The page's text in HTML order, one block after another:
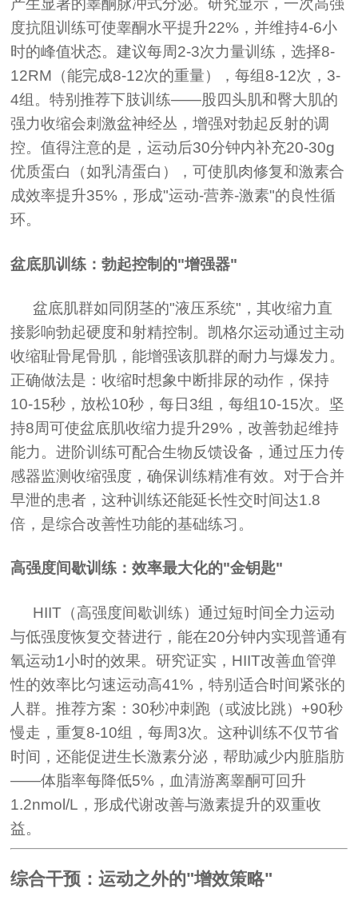
产生显著的睾酮脉冲式分泌。研究显示，一次高强
度抗阻训练可使睾酮水平提升22%，并维持4-6小
时的峰值状态。建议每周2-3次力量训练，选择8-
12RM（能完成8-12次的重量），每组8-12次，3-
4组。特别推荐下肢训练——股四头肌和臀大肌的
强力收缩会刺激盆神经丛，增强对勃起反射的调
控。值得注意的是，运动后30分钟内补充20-30g
优质蛋白（如乳清蛋白），可使肌肉修复和激素合
成效率提升35%，形成"运动-营养-激素"的良性循
环。
盆底肌训练：勃起控制的"增强器"
盆底肌群如同阴茎的"液压系统"，其收缩力直
接影响勃起硬度和射精控制。凯格尔运动通过主动
收缩耻骨尾骨肌，能增强该肌群的耐力与爆发力。
正确做法是：收缩时想象中断排尿的动作，保持
10-15秒，放松10秒，每日3组，每组10-15次。坚
持8周可使盆底肌收缩力提升29%，改善勃起维持
能力。进阶训练可配合生物反馈设备，通过压力传
感器监测收缩强度，确保训练精准有效。对于合并
早泄的患者，这种训练还能延长性交时间达1.8
倍，是综合改善性功能的基础练习。
高强度间歇训练：效率最大化的"金钥匙"
HIIT（高强度间歇训练）通过短时间全力运动
与低强度恢复交替进行，能在20分钟内实现普通有
氧运动1小时的效果。研究证实，HIIT改善血管弹
性的效率比匀速运动高41%，特别适合时间紧张的
人群。推荐方案：30秒冲刺跑（或波比跳）+90秒
慢走，重复8-10组，每周3次。这种训练不仅节省
时间，还能促进生长激素分泌，帮助减少内脏脂肪
——体脂率每降低5%，血清游离睾酮可回升
1.2nmol/L，形成代谢改善与激素提升的双重收
益。
综合干预：运动之外的"增效策略"